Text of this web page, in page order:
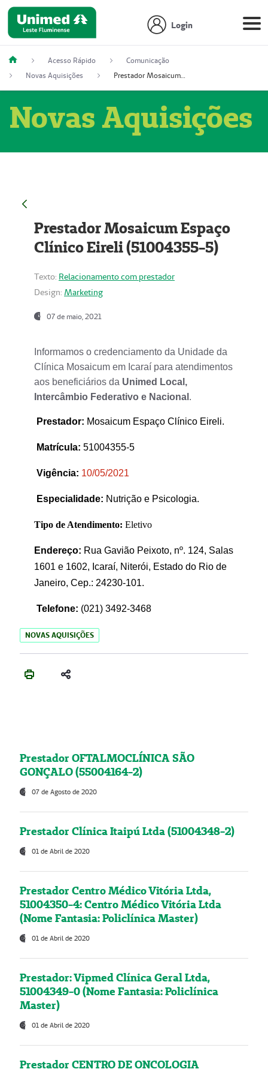
Login
Acesso Rápido
Comunicação
Novas Aquisições
Prestador Mosaicum Espaço Clínico Eireli (51004355-5)
Novas Aquisições
Prestador Mosaicum Espaço
Clínico Eireli (51004355-5)
Texto: Relacionamento com prestador
Design: Marketing
07 de maio, 2021
Informamos o credenciamento da Unidade da
Clínica Mosaicum em Icaraí para atendimentos
aos beneficiários da Unimed Local,
Intercâmbio Federativo e Nacional .
Prestador: Mosaicum Espaço Clínico Eireli.
Matrícula: 51004355-5
Vigência: 10/05/2021
Especialidade: Nutrição e Psicologia.
Tipo de Atendimento: Eletivo
Endereço: Rua Gavião Peixoto, nº. 124, Salas
1601 e 1602, Icaraí, Niterói, Estado do Rio de
Janeiro, Cep.: 24230-101.
Telefone: (021) 3492-3468
NOVAS AQUISIÇÕES
Prestador OFTALMOCLÍNICA SÃO
GONÇALO (55004164-2)
07 de Agosto de 2020
Prestador Clínica Itaipú Ltda (51004348-2)
01 de Abril de 2020
Prestador Centro Médico Vitória Ltda,
51004350-4: Centro Médico Vitória Ltda
(Nome Fantasia: Policlínica Master)
01 de Abril de 2020
Prestador: Vipmed Clínica Geral Ltda,
51004349-0 (Nome Fantasia: Policlínica
Master)
01 de Abril de 2020
Prestador CENTRO DE ONCOLOGIA